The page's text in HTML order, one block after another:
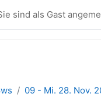
sind als Gast
09 - Mi. 28. Nov.